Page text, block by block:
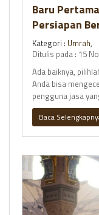
Baru
Persiapan
Lancar
Kategori : Umrah,
Ditulis pada : 15
Ada baiknya,
Anda bisa
pengguna jasa
profil sert
Baca